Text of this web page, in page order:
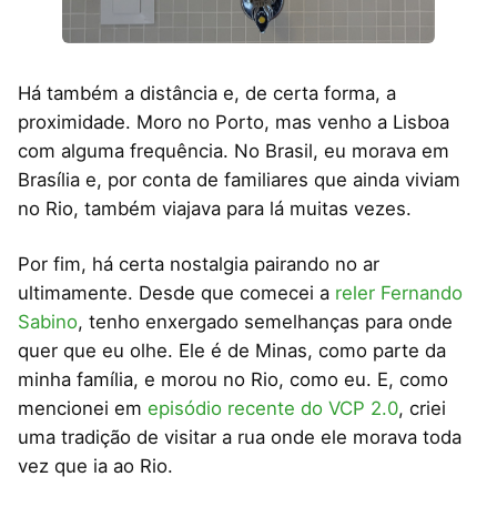
Há também a distância e, de certa forma, a
proximidade. Moro no Porto, mas venho a Lisboa
com alguma frequência. No Brasil, eu morava em
Brasília e, por conta de familiares que ainda viviam
no Rio, também viajava para lá muitas vezes.
Por fim, há certa nostalgia pairando no ar
ultimamente. Desde que comecei a reler Fernando
Sabino, tenho enxergado semelhanças para onde
quer que eu olhe. Ele é de Minas, como parte da
minha família, e morou no Rio, como eu. E, como
mencionei em episódio recente do VCP 2.0, criei
uma tradição de visitar a rua onde ele morava toda
vez que ia ao Rio.